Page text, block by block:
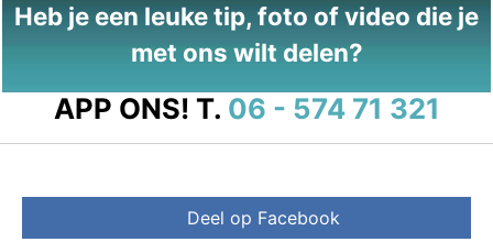
Heb je een leuke tip, foto of video die je
met ons wilt delen?
APP ONS! T. 06 - 574 71 321
Deel op Facebook